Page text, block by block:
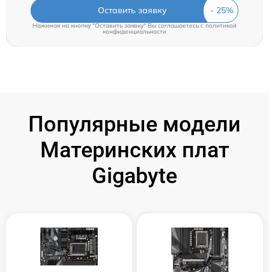
Оставить заявку
Нажимая на кнопку "Оставить заявку" Вы соглашаетесь c политикой
конфиденциальности
Популярные модели
Материнских плат
Gigabyte